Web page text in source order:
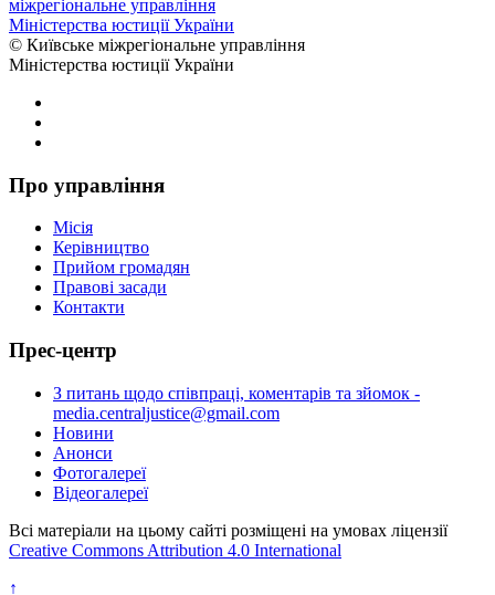
міжрегіональне управління
Міністерства юстиції України
© Київське міжрегіональне управління
Міністерства юстиції України
Про управління
Місія
Керівництво
Прийом громадян
Правові засади
Контакти
Прес-центр
З питань щодо співпраці, коментарів та зйомок -
media.centraljustice@gmail.com
Новини
Анонси
Фотогалереї
Відеогалереї
Всі матеріали на цьому сайті розміщені на умовах ліцензії
Creative Commons Attribution 4.0 International
↑